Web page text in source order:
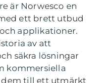
är Norwesco en
ett brett utbud
applikationer.
av att
säkra lösningar
kommersiella
till ett utmärkt